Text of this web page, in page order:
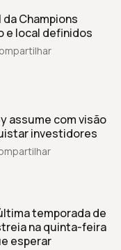
da Champions
e local definidos
assume com visão
investidores
temporada de
na quinta-feira
esperar